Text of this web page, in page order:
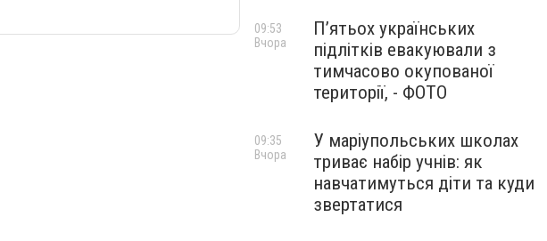
П’ятьох українських
підлітків евакуювали з
тимчасово окупованої
території, - ФОТО
09:53
Вчора
У маріупольських школах
триває набір учнів: як
навчатимуться діти та куди
звертатися
09:35
Вчора